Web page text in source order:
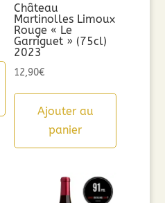
Château
Martinolles Limoux
Rouge « Le
Garriguet » (75cl)
2023
12,90€
Ajouter au
panier